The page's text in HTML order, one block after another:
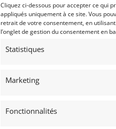
Cliquez ci-dessous pour accepter ce qui
appliqués uniquement à ce site. Vous
retrait de votre consentement, en
l’onglet de gestion du consentement en
Statistiques
Marketing
Fonctionnalités
Vendu par : MY VINTAGE
PEUGEOT 205 1.6 GTI 105CV (1987)